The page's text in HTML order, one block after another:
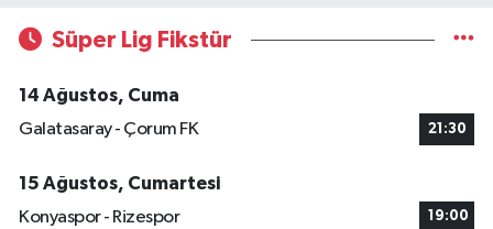
Süper Lig Fikstür
14 Ağustos, Cuma
Galatasaray - Çorum FK
21:30
15 Ağustos, Cumartesi
Konyaspor - Rizespor
19:00